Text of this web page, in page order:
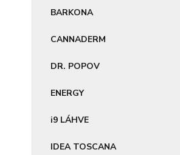
BARKONA
CANNADERM
DR. POPOV
ENERGY
i9 LÁHVE
IDEA TOSCANA